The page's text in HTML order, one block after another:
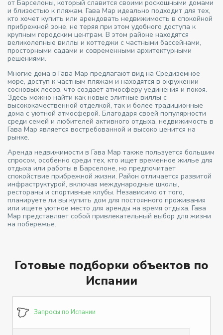
от Барселоны, который славится своими роскошными домами
и близостью к пляжам. Гава Мар идеально подходит для тех,
кто хочет купить или арендовать недвижимость в спокойной
прибрежной зоне, не теряя при этом удобного доступа к
крупным городским центрам. В этом районе находятся
великолепные виллы и коттеджи с частными бассейнами,
просторными садами и современными архитектурными
решениями.
Многие дома в Гава Мар предлагают вид на Средиземное
море, доступ к частным пляжам и находятся в окружении
сосновых лесов, что создает атмосферу уединения и покоя.
Здесь можно найти как новые элитные виллы с
высококачественной отделкой, так и более традиционные
дома с уютной атмосферой. Благодаря своей популярности
среди семей и любителей активного отдыха, недвижимость в
Гава Мар является востребованной и высоко ценится на
рынке.
Аренда недвижимости в Гава Мар также пользуется большим
спросом, особенно среди тех, кто ищет временное жилье для
отдыха или работы в Барселоне, но предпочитает
спокойствие прибрежной жизни. Район отличается развитой
инфраструктурой, включая международные школы,
рестораны и спортивные клубы. Независимо от того,
планируете ли вы купить дом для постоянного проживания
или ищете уютное место для аренды на время отдыха, Гава
Мар представляет собой привлекательный выбор для жизни
на побережье.
Готовые подборки объектов по
Испании
Запросы по Испании